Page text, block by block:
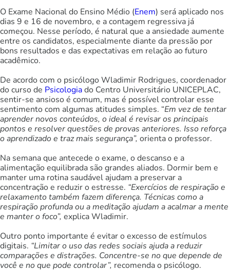
O Exame Nacional do Ensino Médio (Enem) será aplicado nos
dias 9 e 16 de novembro, e a contagem regressiva já
começou. Nesse período, é natural que a ansiedade aumente
entre os candidatos, especialmente diante da pressão por
bons resultados e das expectativas em relação ao futuro
acadêmico.
De acordo com o psicólogo Wladimir Rodrigues, coordenador
do curso de Psicologiado Centro Universitário UNICEPLAC,
sentir-se ansioso é comum, mas é possível controlar esse
sentimento com algumas atitudes simples. “Em vez de tentar
aprender novos conteúdos, o ideal é revisar os principais
pontos e resolver questões de provas anteriores. Isso reforça
o aprendizado e traz mais segurança”, orienta o professor.
Na semana que antecede o exame, o descanso e a
alimentação equilibrada são grandes aliados. Dormir bem e
manter uma rotina saudável ajudam a preservar a
concentração e reduzir o estresse. “Exercícios de respiração e
relaxamento também fazem diferença. Técnicas como a
respiração profunda ou a meditação ajudam a acalmar a mente
e manter o foco”, explica Wladimir.
Outro ponto importante é evitar o excesso de estímulos
digitais. “Limitar o uso das redes sociais ajuda a reduzir
comparações e distrações. Concentre-se no que depende de
você e no que pode controlar”, recomenda o psicólogo.